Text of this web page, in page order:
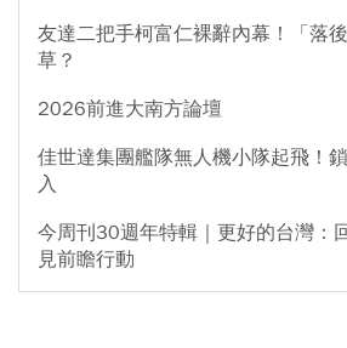
友達二把手柯富仁裸辭內幕！「落
草？
2026前進大南方論壇
佳世達集團艦隊無人機小隊起飛！
入
今周刊30週年特輯｜更好的台灣：
見前瞻行動